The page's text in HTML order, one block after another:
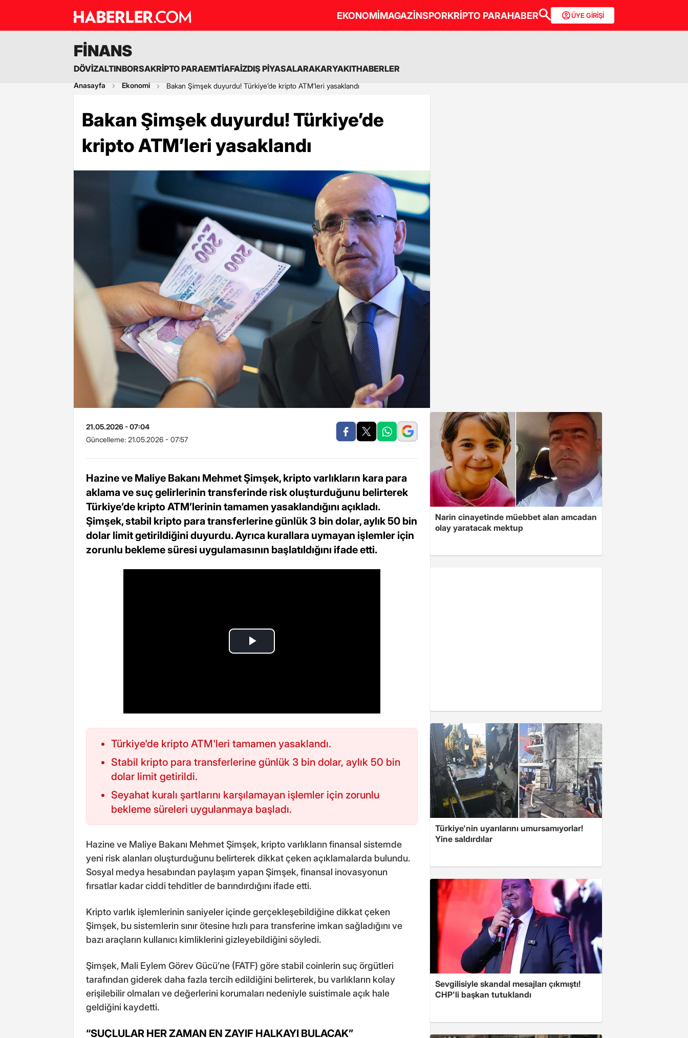
EKONOMİMAGAZİNSPORKRİPTO PARAHABER ÜYE GİRİŞİ
FİNANS
DÖVİZALTINBORSAKRİPTO PARAEMTİAFAİZDIŞ PİYASALARAKARYAKITHABERLER
Anasayfa Ekonomi Bakan Şimşek duyurdu! Türkiye’de kripto ATM’leri yasaklandı
Bakan Şimşek duyurdu! Türkiye’de
kripto ATM’leri yasaklandı
21.05.2026 - 07:04
Güncelleme: 21.05.2026 - 07:57
Hazine ve Maliye Bakanı Mehmet Şimşek, kripto varlıkların kara para
aklama ve suç gelirlerinin transferinde risk oluşturduğunu belirterek
Türkiye’de kripto ATM’lerinin tamamen yasaklandığını açıkladı.
Şimşek, stabil kripto para transferlerine günlük 3 bin dolar, aylık 50 bin
dolar limit getirildiğini duyurdu. Ayrıca kurallara uymayan işlemler için
zorunlu bekleme süresi uygulamasının başlatıldığını ifade etti.
Türkiye'de kripto ATM'leri tamamen yasaklandı.
Stabil kripto para transferlerine günlük 3 bin dolar, aylık 50 bin
dolar limit getirildi.
Seyahat kuralı şartlarını karşılamayan işlemler için zorunlu
bekleme süreleri uygulanmaya başladı.
Hazine ve Maliye Bakanı Mehmet Şimşek, kripto varlıkların finansal sistemde
yeni risk alanları oluşturduğunu belirterek dikkat çeken açıklamalarda bulundu.
Sosyal medya hesabından paylaşım yapan Şimşek, finansal inovasyonun
fırsatlar kadar ciddi tehditler de barındırdığını ifade etti.
Kripto varlık işlemlerinin saniyeler içinde gerçekleşebildiğine dikkat çeken
Şimşek, bu sistemlerin sınır ötesine hızlı para transferine imkan sağladığını ve
bazı araçların kullanıcı kimliklerini gizleyebildiğini söyledi.
Şimşek, Mali Eylem Görev Gücü’ne (FATF) göre stabil coinlerin suç örgütleri
tarafından giderek daha fazla tercih edildiğini belirterek, bu varlıkların kolay
erişilebilir olmaları ve değerlerini korumaları nedeniyle suistimale açık hale
geldiğini kaydetti.
“SUÇLULAR HER ZAMAN EN ZAYIF HALKAYI BULACAK”
Narin cinayetinde müebbet alan amcadan
olay yaratacak mektup
Türkiye'nin uyarılarını umursamıyorlar!
Yine saldırdılar
Sevgilisiyle skandal mesajları çıkmıştı!
CHP'li başkan tutuklandı